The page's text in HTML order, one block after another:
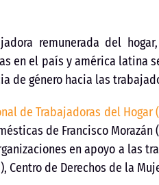
remunerada del
en el país y américa latina
de género hacia las
de Trabajadoras del Hogar
de Francisco
en apoyo a las
Centro de Derechos de la